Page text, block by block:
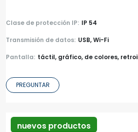
Clase de protección IP: IP 54
Transmisión de datos: USB, Wi-Fi
Pantalla: táctil, gráfico, de colores,
PREGUNTAR
nuevos productos